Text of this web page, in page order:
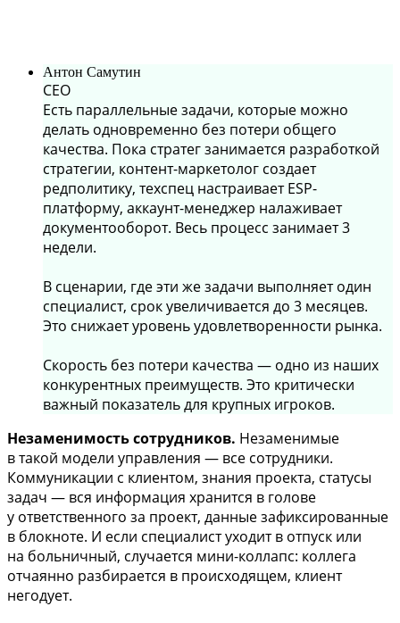
Антон Самутин
СЕО
Есть параллельные задачи, которые можно
делать одновременно без потери общего
качества. Пока стратег занимается разработкой
стратегии, контент-маркетолог создает
редполитику, техспец настраивает ESP-
платформу, аккаунт-менеджер налаживает
документооборот. Весь процесс занимает 3
недели.
В сценарии, где эти же задачи выполняет один
специалист, срок увеличивается до 3 месяцев.
Это снижает уровень удовлетворенности рынка.
Скорость без потери качества — одно из наших
конкурентных преимуществ. Это критически
важный показатель для крупных игроков.
Незаменимость сотрудников. Незаменимые
в такой модели управления — все сотрудники.
Коммуникации с клиентом, знания проекта, статусы
задач — вся информация хранится в голове
у ответственного за проект, данные зафиксированные
в блокноте. И если специалист уходит в отпуск или
на больничный, случается мини-коллапс: коллега
отчаянно разбирается в происходящем, клиент
негодует.